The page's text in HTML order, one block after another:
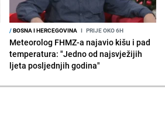
/BOSNA I HERCEGOVINA I PRIJE OKO 6H
Meteorolog FHMZ-a najavio kišu i pad
temperatura: "Jedno od najsvježijih
ljeta posljednjih godina"